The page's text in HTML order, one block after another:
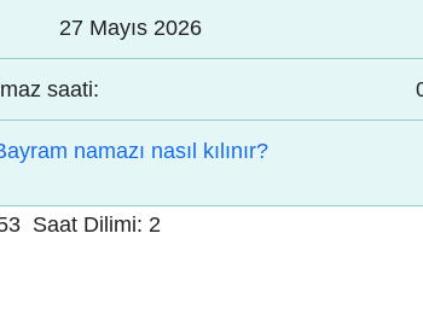
27 Mayıs 2026
saati:
namazı nasıl kılınır?
Saat Dilimi: 2